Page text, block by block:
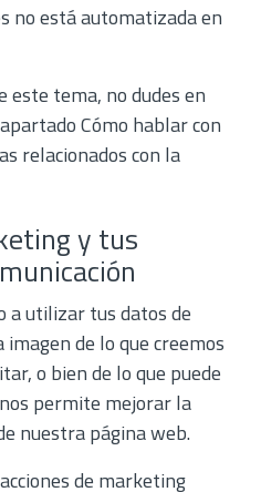
no está automatizada en
este tema, no dudes en
Cómo hablar con
relacionados con la
y tus
a utilizar tus datos de
de lo que creemos
o bien de lo que puede
permite mejorar la
nuestra página web.
de marketing